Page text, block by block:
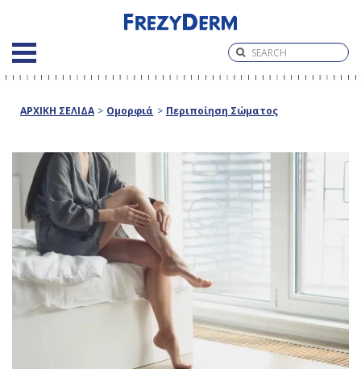
ΑΡΧΙΚΗ ΣΕΛΙΔΑ > Ομορφιά > Περιποίηση Σώματος